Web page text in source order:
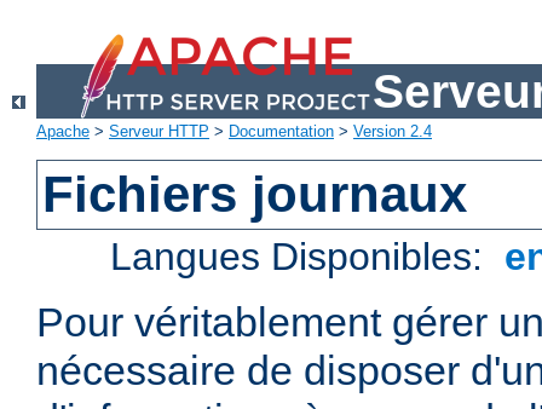
Apache > Serveur HTTP > Documentation > Version 2.4
Fichiers journaux
Langues Disponibles:
Pour véritablement gérer
nécessaire de disposer